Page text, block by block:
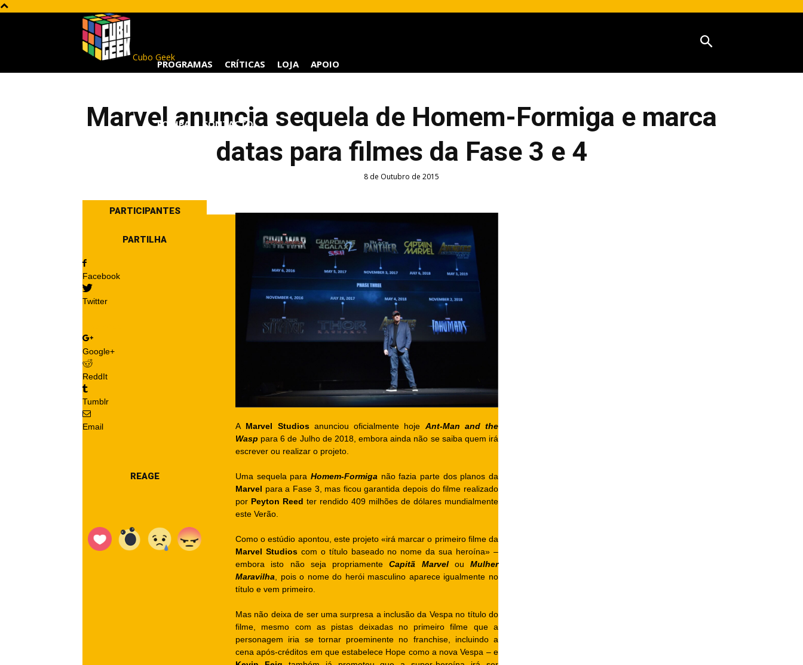
Cubo Geek
PROGRAMAS CRÍTICAS LOJA APOIO
EQUIPA CONTACTO
Marvel anuncia sequela de Homem-Formiga e marca
datas para filmes da Fase 3 e 4
8 de Outubro de 2015
PARTICIPANTES
PARTILHA
Facebook
Twitter
Google+
ReddIt
Tumblr
Email
REAGE
A Marvel Studiosanunciou oficialmente hoje Ant-Man and the
Wasp para 6 de Julho de 2018, embora ainda não se saiba quem irá
escrever ou realizar o projeto.
Uma sequela para Homem-Formiga não fazia parte dos planos da
Marvel para a Fase 3, mas ficou garantida depois do filme realizado
por Peyton Reed ter rendido 409 milhões de dólares mundialmente
este Verão.
Como o estúdio apontou, este projeto «irá marcar o primeiro filme da
Marvel Studioscom o título baseado no nome da sua heroína» –
embora isto não seja propriamenteCapitã Marvelou Mulher
Maravilha , pois o nome do herói masculino aparece igualmente no
título e vem primeiro.
Mas não deixa de ser uma surpresa a inclusão da Vespa no título do
filme, mesmo com as pistas deixadas no primeiro filme que a
personagem iria se tornar proeminente no franchise, incluindo a
cena após-créditos em que estabelece Hope como a nova Vespa – e